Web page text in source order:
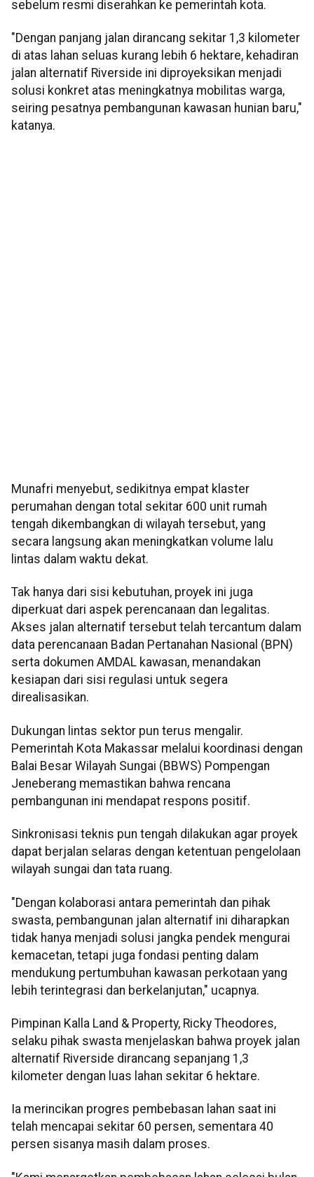
sebelum resmi diserahkan ke pemerintah kota.
"Dengan panjang jalan dirancang sekitar 1,3 kilometer
di atas lahan seluas kurang lebih 6 hektare, kehadiran
jalan alternatif Riverside ini diproyeksikan menjadi
solusi konkret atas meningkatnya mobilitas warga,
seiring pesatnya pembangunan kawasan hunian baru,"
katanya.
Munafri menyebut, sedikitnya empat klaster
perumahan dengan total sekitar 600 unit rumah
tengah dikembangkan di wilayah tersebut, yang
secara langsung akan meningkatkan volume lalu
lintas dalam waktu dekat.
Tak hanya dari sisi kebutuhan, proyek ini juga
diperkuat dari aspek perencanaan dan legalitas.
Akses jalan alternatif tersebut telah tercantum dalam
data perencanaan Badan Pertanahan Nasional (BPN)
serta dokumen AMDAL kawasan, menandakan
kesiapan dari sisi regulasi untuk segera
direalisasikan.
Dukungan lintas sektor pun terus mengalir.
Pemerintah Kota Makassar melalui koordinasi dengan
Balai Besar Wilayah Sungai (BBWS) Pompengan
Jeneberang memastikan bahwa rencana
pembangunan ini mendapat respons positif.
Sinkronisasi teknis pun tengah dilakukan agar proyek
dapat berjalan selaras dengan ketentuan pengelolaan
wilayah sungai dan tata ruang.
"Dengan kolaborasi antara pemerintah dan pihak
swasta, pembangunan jalan alternatif ini diharapkan
tidak hanya menjadi solusi jangka pendek mengurai
kemacetan, tetapi juga fondasi penting dalam
mendukung pertumbuhan kawasan perkotaan yang
lebih terintegrasi dan berkelanjutan," ucapnya.
Pimpinan Kalla Land & Property, Ricky Theodores,
selaku pihak swasta menjelaskan bahwa proyek jalan
alternatif Riverside dirancang sepanjang 1,3
kilometer dengan luas lahan sekitar 6 hektare.
Ia merincikan progres pembebasan lahan saat ini
telah mencapai sekitar 60 persen, sementara 40
persen sisanya masih dalam proses.